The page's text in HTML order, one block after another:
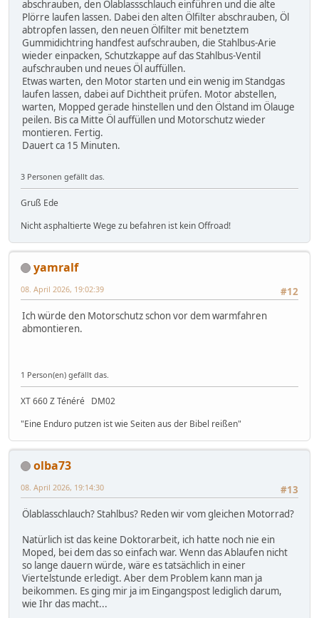
abschrauben, den Ölablassschlauch einführen und die alte
Plörre laufen lassen. Dabei den alten Ölfilter abschrauben, Öl
abtropfen lassen, den neuen Ölfilter mit benetztem
Gummidichtring handfest aufschrauben, die Stahlbus-Arie
wieder einpacken, Schutzkappe auf das Stahlbus-Ventil
aufschrauben und neues Öl auffüllen.
Etwas warten, den Motor starten und ein wenig im Standgas
laufen lassen, dabei auf Dichtheit prüfen. Motor abstellen,
warten, Mopped gerade hinstellen und den Ölstand im Ölauge
peilen. Bis ca Mitte Öl auffüllen und Motorschutz wieder
montieren. Fertig.
Dauert ca 15 Minuten.
3 Personen gefällt das.
Gruß Ede
Nicht asphaltierte Wege zu befahren ist kein Offroad!
yamralf
#12
08. April 2026, 19:02:39
Ich würde den Motorschutz schon vor dem warmfahren
abmontieren.
1 Person(en) gefällt das.
XT 660 Z Ténéré DM02
"Eine Enduro putzen ist wie Seiten aus der Bibel reißen"
olba73
#13
08. April 2026, 19:14:30
Ölablasschlauch? Stahlbus? Reden wir vom gleichen Motorrad?
Natürlich ist das keine Doktorarbeit, ich hatte noch nie ein
Moped, bei dem das so einfach war. Wenn das Ablaufen nicht
so lange dauern würde, wäre es tatsächlich in einer
Viertelstunde erledigt. Aber dem Problem kann man ja
beikommen. Es ging mir ja im Eingangspost lediglich darum,
wie Ihr das macht...